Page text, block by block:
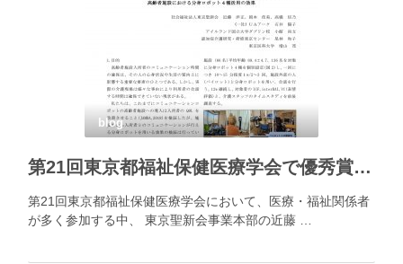
blog
第21回東京都福祉保健医療学会で優秀賞を受賞
第21回東京都福祉保健医療学会において、医療・福祉関係者
が多く参加する中、 東京聖新会事業本部の近藤 …